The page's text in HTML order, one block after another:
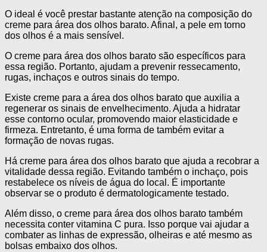
O ideal é você prestar bastante atenção na composição do
creme para área dos olhos barato. Afinal, a pele em torno
dos olhos é a mais sensível.
O creme para área dos olhos barato são específicos para
essa região. Portanto, ajudam a prevenir ressecamento,
rugas, inchaços e outros sinais do tempo.
Existe creme para a área dos olhos barato que auxilia a
regenerar os sinais de envelhecimento. Ajuda a hidratar
esse contorno ocular, promovendo maior elasticidade e
firmeza. Entretanto, é uma forma de também evitar a
formação de novas rugas.
Há creme para área dos olhos barato que ajuda a recobrar a
vitalidade dessa região. Evitando também o inchaço, pois
restabelece os níveis de água do local. É importante
observar se o produto é dermatologicamente testado.
Além disso, o creme para área dos olhos barato também
necessita conter vitamina C pura. Isso porque vai ajudar a
combater as linhas de expressão, olheiras e até mesmo as
bolsas embaixo dos olhos.